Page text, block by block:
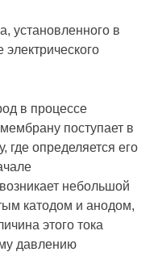
установленного в
в процессе
поступает в
где определяется его
небольшой
катодом и анодом,
этого тока
давлению